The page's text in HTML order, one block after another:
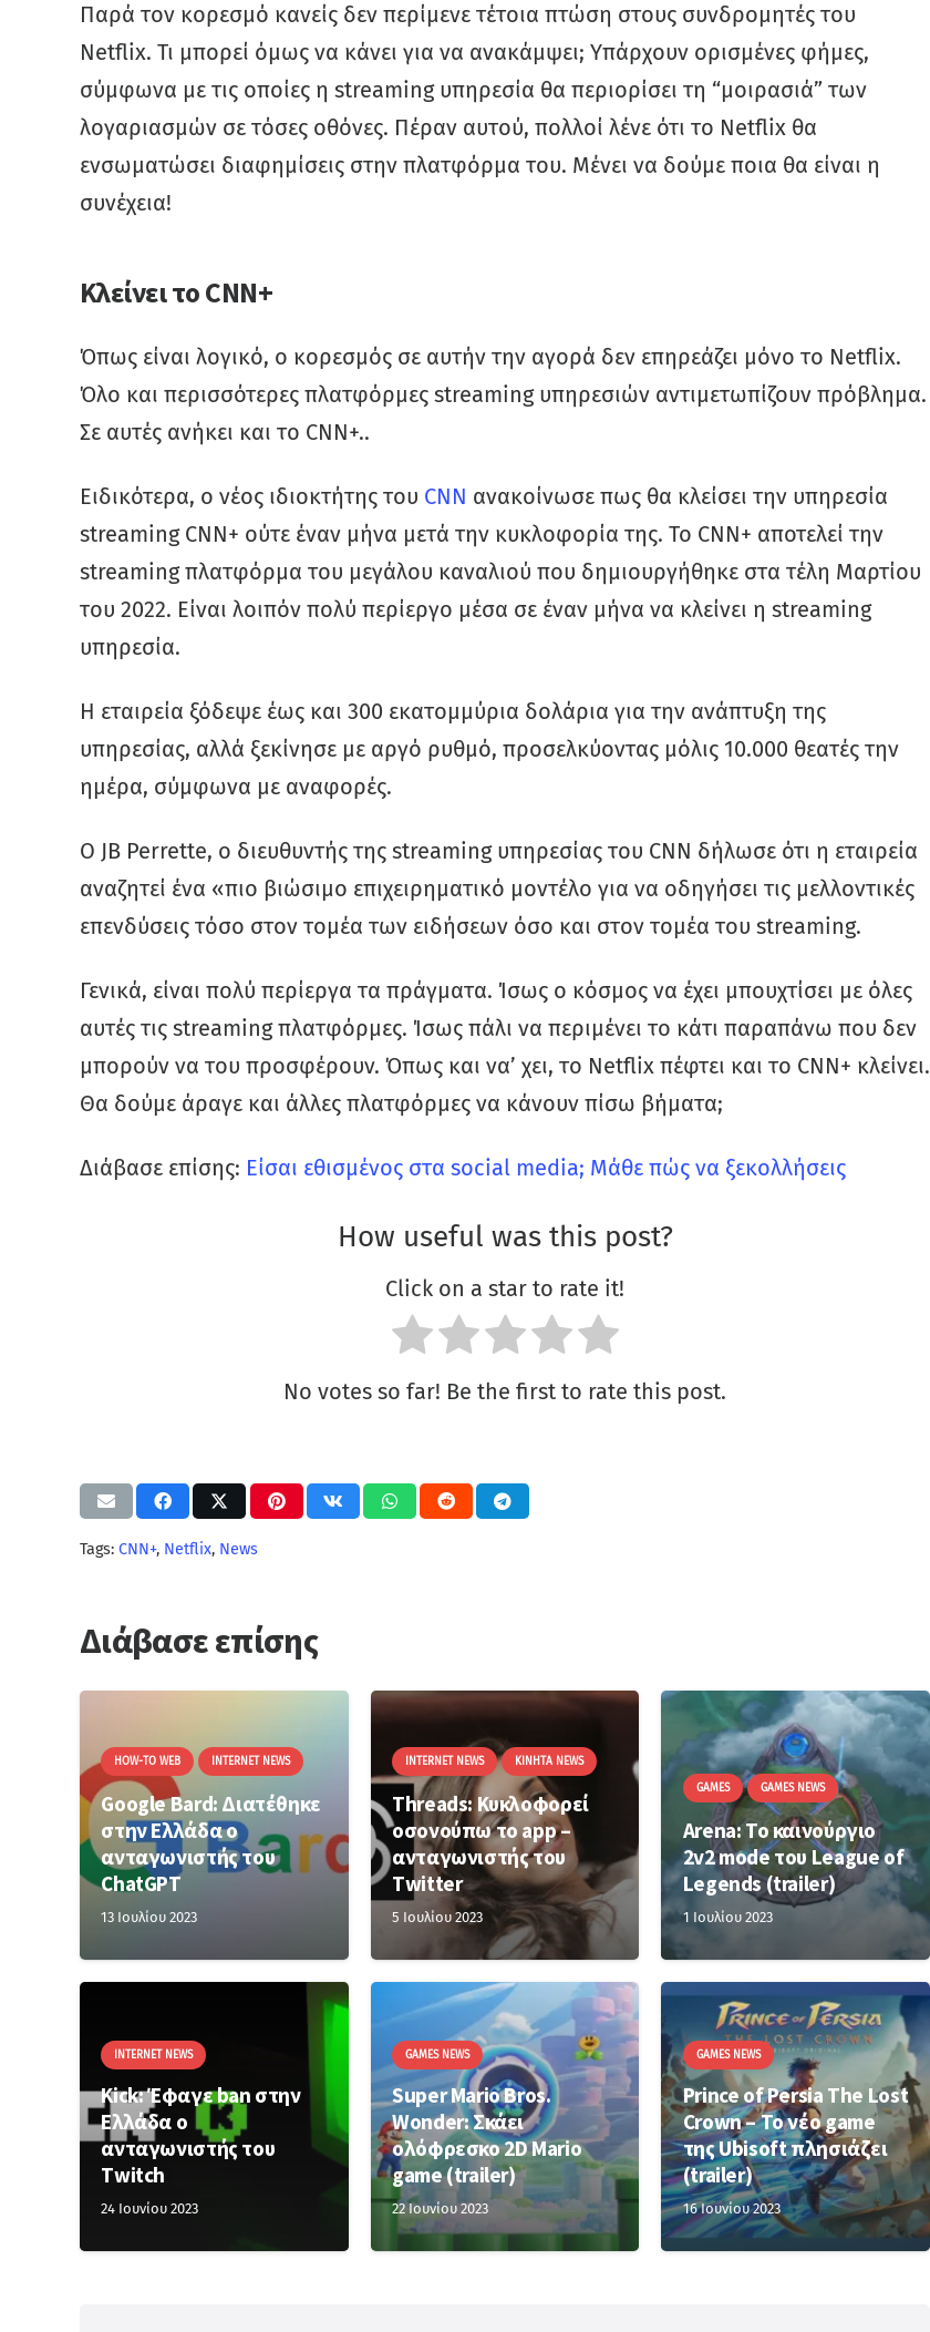
Παρά τον κορεσμό κανείς δεν περίμενε τέτοια πτώση στους συνδρομητές του
Netflix. Τι μπορεί όμως να κάνει για να ανακάμψει; Υπάρχουν ορισμένες φήμες,
σύμφωνα με τις οποίες η streaming υπηρεσία θα περιορίσει τη “μοιρασιά” των
λογαριασμών σε τόσες οθόνες. Πέραν αυτού, πολλοί λένε ότι το Netflix θα
ενσωματώσει διαφημίσεις στην πλατφόρμα του. Μένει να δούμε ποια θα είναι η
συνέχεια!
Κλείνει το CNN+
Όπως είναι λογικό, ο κορεσμός σε αυτήν την αγορά δεν επηρεάζει μόνο το Netflix.
Όλο και περισσότερες πλατφόρμες streaming υπηρεσιών αντιμετωπίζουν πρόβλημα.
Σε αυτές ανήκει και το CNN+..
Ειδικότερα, ο νέος ιδιοκτήτης του CNN ανακοίνωσε πως θα κλείσει την υπηρεσία
streaming CNN+ ούτε έναν μήνα μετά την κυκλοφορία της. Το CNN+ αποτελεί την
streaming πλατφόρμα του μεγάλου καναλιού που δημιουργήθηκε στα τέλη Μαρτίου
του 2022. Είναι λοιπόν πολύ περίεργο μέσα σε έναν μήνα να κλείνει η streaming
υπηρεσία.
Η εταιρεία ξόδεψε έως και 300 εκατομμύρια δολάρια για την ανάπτυξη της
υπηρεσίας, αλλά ξεκίνησε με αργό ρυθμό, προσελκύοντας μόλις 10.000 θεατές την
ημέρα, σύμφωνα με αναφορές.
Ο JB Perrette, ο διευθυντής της streaming υπηρεσίας του CNN δήλωσε ότι η εταιρεία
αναζητεί ένα «πιο βιώσιμο επιχειρηματικό μοντέλο για να οδηγήσει τις μελλοντικές
επενδύσεις τόσο στον τομέα των ειδήσεων όσο και στον τομέα του streaming.
Γενικά, είναι πολύ περίεργα τα πράγματα. Ίσως ο κόσμος να έχει μπουχτίσει με όλες
αυτές τις streaming πλατφόρμες. Ίσως πάλι να περιμένει το κάτι παραπάνω που δεν
μπορούν να του προσφέρουν. Όπως και να’ χει, το Netflix πέφτει και το CNN+ κλείνει.
Θα δούμε άραγε και άλλες πλατφόρμες να κάνουν πίσω βήματα;
Διάβασε επίσης: Είσαι εθισμένος στα social media; Μάθε πώς να ξεκολλήσεις
How useful was this post?
Click on a star to rate it!
No votes so far! Be the first to rate this post.
Tags: CNN+, Netflix, News
Διάβασε επίσης
HOW-TO WEB INTERNET NEWS
Google Bard: Διατέθηκε
στην Ελλάδα ο
ανταγωνιστής του
ChatGPT
13 Ιουλίου 2023
INTERNET NEWS ΚΙΝΗΤΆ NEWS
Threads: Κυκλοφορεί
οσονούπω το app –
ανταγωνιστής του
Twitter
5 Ιουλίου 2023
GAMES GAMES NEWS
Arena: Το καινούργιο
2v2 mode του League of
Legends (trailer)
1 Ιουλίου 2023
INTERNET NEWS
Kick: Έφαγε ban στην
Ελλάδα ο
ανταγωνιστής του
Twitch
24 Ιουνίου 2023
GAMES NEWS
Super Mario Bros.
Wonder: Σκάει
ολόφρεσκο 2D Mario
game (trailer)
22 Ιουνίου 2023
GAMES NEWS
Prince of Persia The Lost
Crown – Το νέο game
της Ubisoft πλησιάζει
(trailer)
16 Ιουνίου 2023